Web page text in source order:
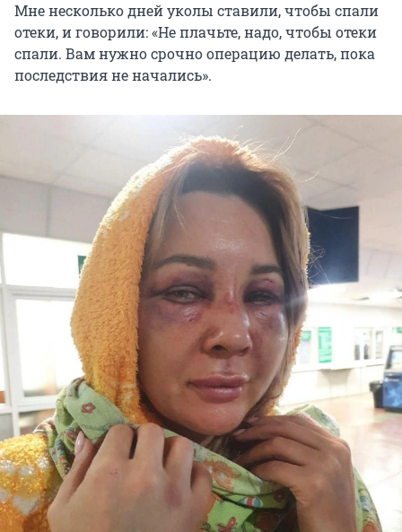
Мне несколько дней уколы ставили, чтобы спали
отеки, и говорили: «Не плачьте, надо, чтобы отеки
спали. Вам нужно срочно операцию делать, пока
последствия не начались».